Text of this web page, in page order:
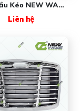
Kéo NEW WAVE
Toàn Và Chịu Tải
Liên hệ